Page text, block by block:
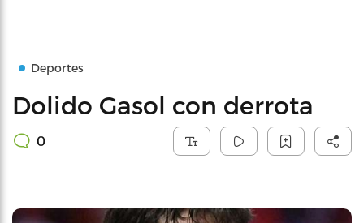
Deportes
Dolido Gasol con derrota
0